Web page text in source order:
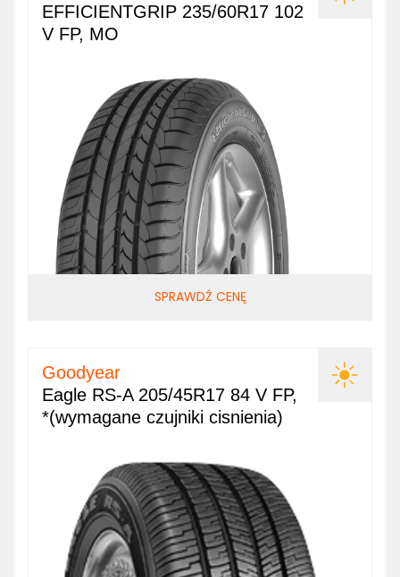
EFFICIENTGRIP 235/60R17 102
V FP, MO
SPRAWDŹ CENĘ
Goodyear
Eagle RS-A 205/45R17 84 V FP,
*(wymagane czujniki cisnienia)